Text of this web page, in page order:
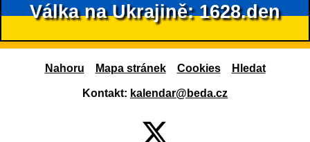
Válka na Ukrajině: 1628.den
Nahoru Mapa stránek Cookies Hledat
Kontakt: kalendar@beda.cz